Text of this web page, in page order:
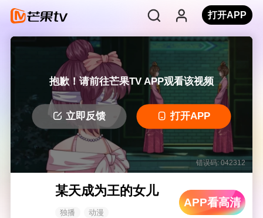
打开APP
抱歉！请前往芒果TV APP观看该视频
立即反馈 打开APP
错误码: 042312
某天成为王的女儿
独播 动漫
APP看高清